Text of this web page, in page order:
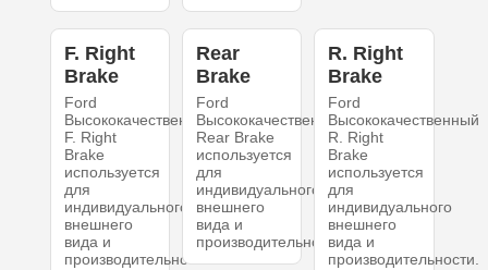
F. Right
Brake
Ford
Высококачественный
F. Right
Brake
используется
для
индивидуального
внешнего
вида и
производительности.
Rear
Brake
Ford
Высококачественный
Rear Brake
используется
для
индивидуального
внешнего
вида и
производительности.
R. Right
Brake
Ford
Высококачественный
R. Right
Brake
используется
для
индивидуального
внешнего
вида и
производительности.